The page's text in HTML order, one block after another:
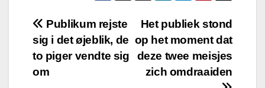
Post
navigation
Het publiek stond
op het moment dat
deze twee meisjes
zich omdraaiden
Publikum rejste
sig i det øjeblik, de
to piger vendte sig
om